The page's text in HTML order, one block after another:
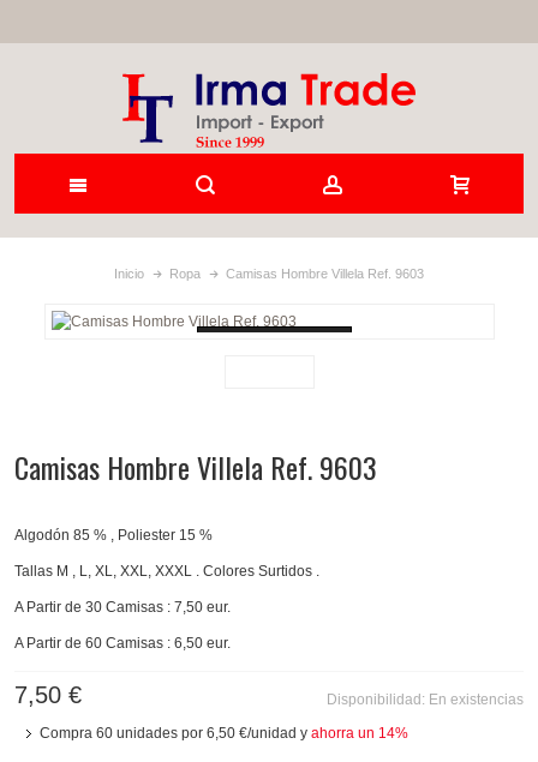
Inicio Ropa Camisas Hombre Villela Ref. 9603
Camisas Hombre Villela Ref. 9603
Algodón 85 % , Poliester 15 %
Tallas M , L, XL, XXL, XXXL . Colores Surtidos .
A Partir de 30 Camisas : 7,50 eur.
A Partir de 60 Camisas : 6,50 eur.
Disponibilidad: En existencias
7,50 €
Compra 60 unidades por 6,50 €/unidad y ahorra un 14%